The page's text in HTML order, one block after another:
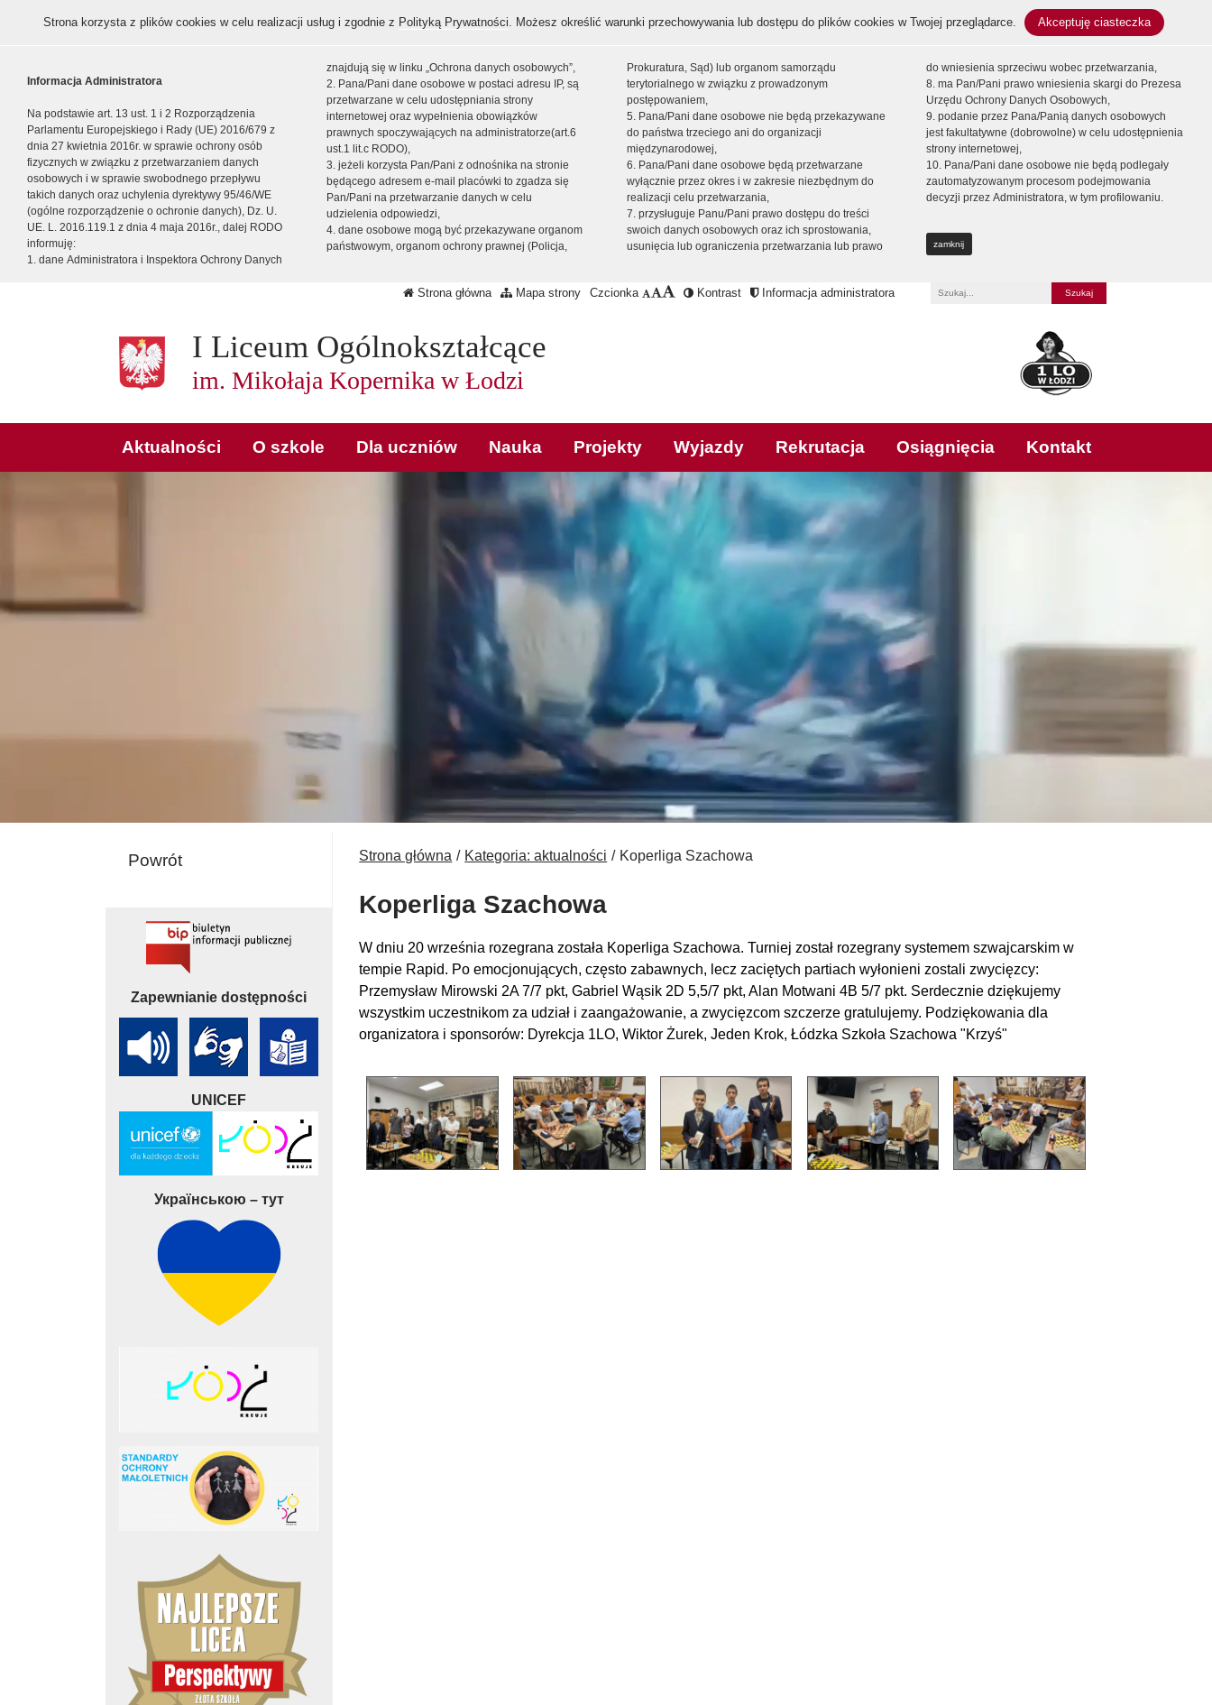
Strona korzysta z plików cookies w celu realizacji usług i zgodnie z Polityką Prywatności. Możesz określić warunki przechowywania lub dostępu do plików cookies w Twojej przeglądarce. Akceptuję ciasteczka
Informacja Administratora
Na podstawie art. 13 ust. 1 i 2 Rozporządzenia
Parlamentu Europejskiego i Rady (UE) 2016/679 z
dnia 27 kwietnia 2016r. w sprawie ochrony osób
fizycznych w związku z przetwarzaniem danych
osobowych i w sprawie swobodnego przepływu
takich danych oraz uchylenia dyrektywy 95/46/WE
(ogólne rozporządzenie o ochronie danych), Dz. U.
UE. L. 2016.119.1 z dnia 4 maja 2016r., dalej RODO
informuję:
1. dane Administratora i Inspektora Ochrony Danych
znajdują się w linku „Ochrona danych osobowych”,
2. Pana/Pani dane osobowe w postaci adresu IP, są
przetwarzane w celu udostępniania strony
internetowej oraz wypełnienia obowiązków
prawnych spoczywających na administratorze(art.6
ust.1 lit.c RODO),
3. jeżeli korzysta Pan/Pani z odnośnika na stronie
będącego adresem e-mail placówki to zgadza się
Pan/Pani na przetwarzanie danych w celu
udzielenia odpowiedzi,
4. dane osobowe mogą być przekazywane organom
państwowym, organom ochrony prawnej (Policja,
Prokuratura, Sąd) lub organom samorządu
terytorialnego w związku z prowadzonym
postępowaniem,
5. Pana/Pani dane osobowe nie będą przekazywane
do państwa trzeciego ani do organizacji
międzynarodowej,
6. Pana/Pani dane osobowe będą przetwarzane
wyłącznie przez okres i w zakresie niezbędnym do
realizacji celu przetwarzania,
7. przysługuje Panu/Pani prawo dostępu do treści
swoich danych osobowych oraz ich sprostowania,
usunięcia lub ograniczenia przetwarzania lub prawo
do wniesienia sprzeciwu wobec przetwarzania,
8. ma Pan/Pani prawo wniesienia skargi do Prezesa
Urzędu Ochrony Danych Osobowych,
9. podanie przez Pana/Panią danych osobowych
jest fakultatywne (dobrowolne) w celu udostępnienia
strony internetowej,
10. Pana/Pani dane osobowe nie będą podlegały
zautomatyzowanym procesom podejmowania
decyzji przez Administratora, w tym profilowaniu.
zamknij
Strona główna Mapa strony Czcionka Kontrast
Informacja administratora
I Liceum Ogólnokształcące
im. Mikołaja Kopernika w Łodzi
Aktualności O szkole Dla uczniów Nauka Projekty Wyjazdy Rekrutacja Osiągnięcia Kontakt
Strona główna Kategoria: aktualności Koperliga Szachowa
Koperliga Szachowa
W dniu 20 września rozegrana została Koperliga Szachowa. Turniej został rozegrany systemem szwajcarskim w
tempie Rapid. Po emocjonujących, często zabawnych, lecz zaciętych partiach wyłonieni zostali zwycięzcy:
Przemysław Mirowski 2A 7/7 pkt, Gabriel Wąsik 2D 5,5/7 pkt, Alan Motwani 4B 5/7 pkt. Serdecznie dziękujemy
wszystkim uczestnikom za udział i zaangażowanie, a zwycięzcom szczerze gratulujemy. Podziękowania dla
organizatora i sponsorów: Dyrekcja 1LO, Wiktor Żurek, Jeden Krok, Łódzka Szkoła Szachowa "Krzyś"
Powrót
Zapewnianie dostępności
UNICEF
Українською – тут